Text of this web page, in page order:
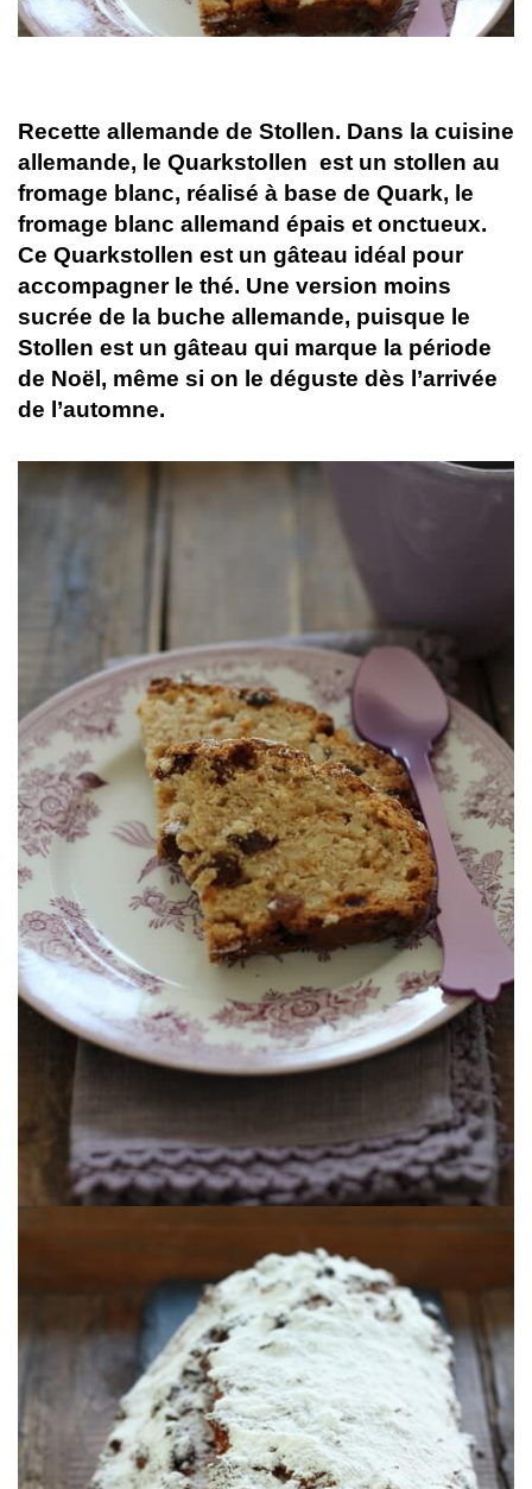
Recette allemande de Stollen. Dans la cuisine
allemande, le Quarkstollen est un stollen au
fromage blanc, réalisé à base de Quark, le
fromage blanc allemand épais et onctueux.
Ce Quarkstollen est un gâteau idéal pour
accompagner le thé. Une version moins
sucrée de la buche allemande, puisque le
Stollen est un gâteau qui marque la période
de Noël, même si on le déguste dès l’arrivée
de l’automne.